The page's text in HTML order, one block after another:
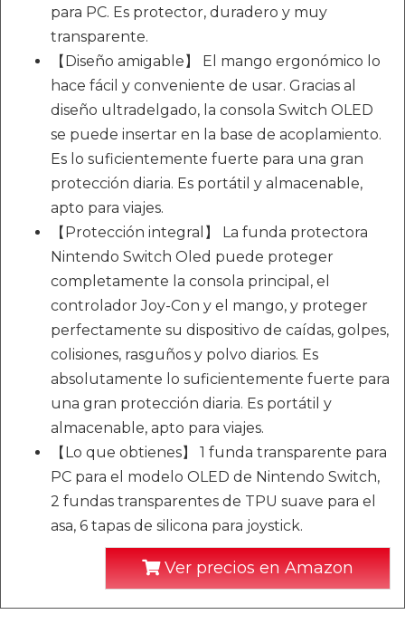
para PC. Es protector, duradero y muy
transparente.
【Diseño amigable】 El mango ergonómico lo
hace fácil y conveniente de usar. Gracias al
diseño ultradelgado, la consola Switch OLED
se puede insertar en la base de acoplamiento.
Es lo suficientemente fuerte para una gran
protección diaria. Es portátil y almacenable,
apto para viajes.
【Protección integral】 La funda protectora
Nintendo Switch Oled puede proteger
completamente la consola principal, el
controlador Joy-Con y el mango, y proteger
perfectamente su dispositivo de caídas, golpes,
colisiones, rasguños y polvo diarios. Es
absolutamente lo suficientemente fuerte para
una gran protección diaria. Es portátil y
almacenable, apto para viajes.
【Lo que obtienes】 1 funda transparente para
PC para el modelo OLED de Nintendo Switch,
2 fundas transparentes de TPU suave para el
asa, 6 tapas de silicona para joystick.
Ver precios en Amazon